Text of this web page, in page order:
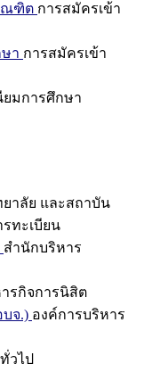
ณฑิต การสมัครเข้า
า การสมัครเข้า
ยมการศึกษา
าลัย และสถาบัน
ทะเบียน
สำนักบริหาร
รกิจการนิสิต
จ.) องค์การบริหาร
วไป